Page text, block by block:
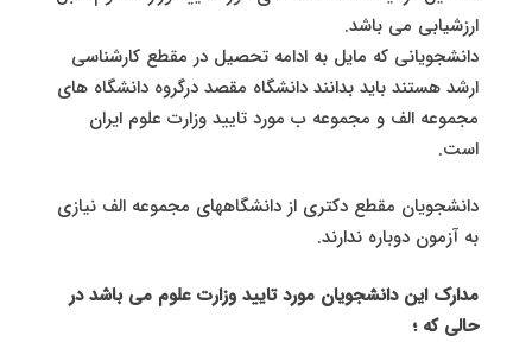
ارزشیابی می باشد.
دانشجویانی که مایل به ادامه تحصیل در مقطع کارشناسی
ارشد هستند باید بدانند دانشگاه مقصد درگروه دانشگاه های
مجموعه الف و مجموعه ب مورد تایید وزارت علوم ایران
است.
دانشجویان مقطع دکتری از دانشگاههای مجموعه الف نیازی
به آزمون دوباره ندارند.
مدارک این دانشجویان مورد تایید وزارت علوم می باشد در
حالی که ؛